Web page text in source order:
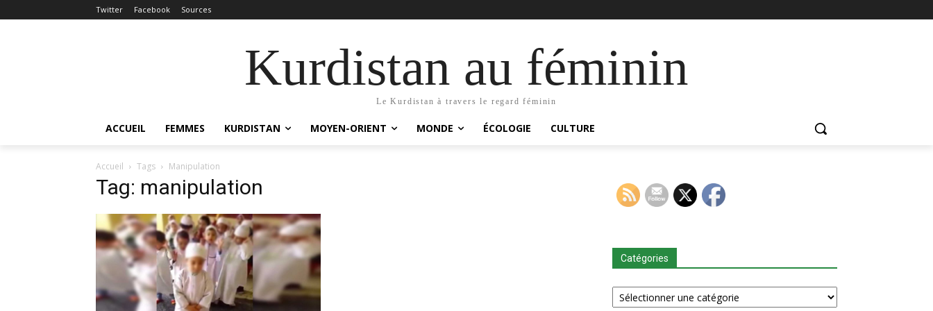
Twitter Facebook Sources
Kurdistan au féminin
Le Kurdistan à travers le regard féminin
ACCUEIL FEMMES KURDISTAN MOYEN-ORIENT MONDE ÉCOLOGIE CULTURE
Accueil Tags Manipulation
Tag: manipulation
Catégories
Catégories